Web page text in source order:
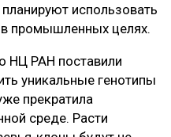
использовать
в промышленных целях.
НЦ РАН поставили
уникальные генотипы
прекратила
среде. Расти